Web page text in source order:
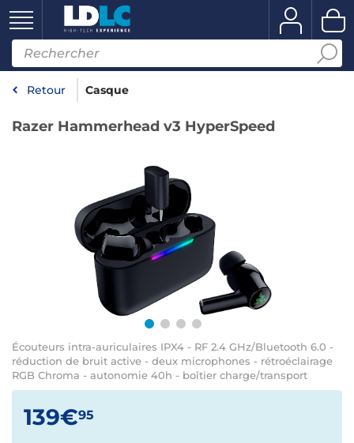
Retour Casque
Razer Hammerhead v3 HyperSpeed
Écouteurs intra-auriculaires IPX4 - RF 2.4 GHz/Bluetooth 6.0 -
réduction de bruit active - deux microphones - rétroéclairage
RGB Chroma - autonomie 40h - boîtier charge/transport
139€95